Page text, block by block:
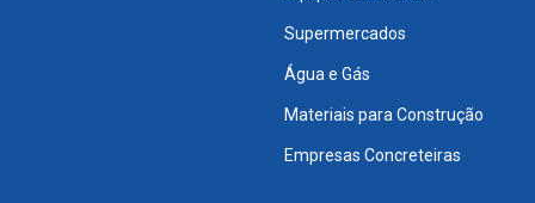
Supermercados
Água e Gás
Materiais para Construção
Empresas Concreteiras